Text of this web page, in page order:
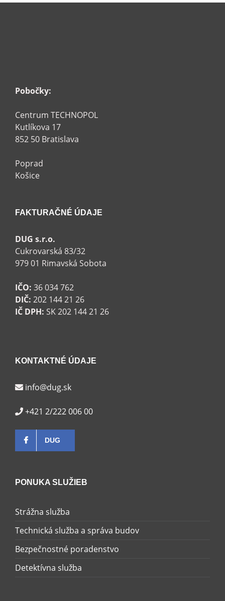
Pobočky:
Centrum TECHNOPOL
Kutlíkova 17
852 50 Bratislava
Poprad
Košice
FAKTURAČNÉ ÚDAJE
DUG s.r.o.
Cukrovarská 83/32
979 01 Rimavská Sobota
IČO: 36 034 762
DIČ: 202 144 21 26
IČ DPH: SK 202 144 21 26
KONTAKTNÉ ÚDAJE
info@dug.sk
+421 2/222 006 00
DUG
PONUKA SLUŽIEB
Strážna služba
Technická služba a správa budov
Bezpečnostné poradenstvo
Detektívna služba